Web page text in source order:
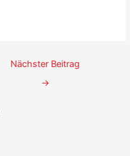
Nächster Beitrag
→